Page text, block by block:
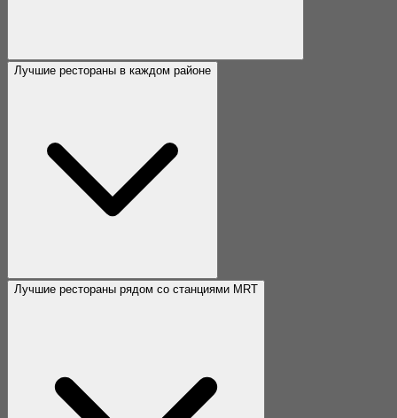
Лучшие рестораны в каждом районе
Лучшие рестораны рядом со станциями MRT